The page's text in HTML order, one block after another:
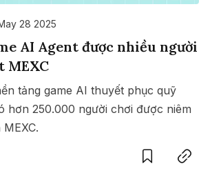
28 2025
AI Agent được nhiều người
MEXC
tảng game AI thuyết phục quỹ
hơn 250.000 người chơi được niêm